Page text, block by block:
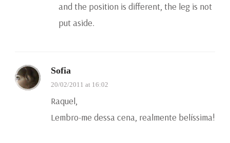
and the position is different, the leg is not
put aside.
Sofia
20/02/2011 at 16:02
Raquel,
Lembro-me dessa cena, realmente belíssima!